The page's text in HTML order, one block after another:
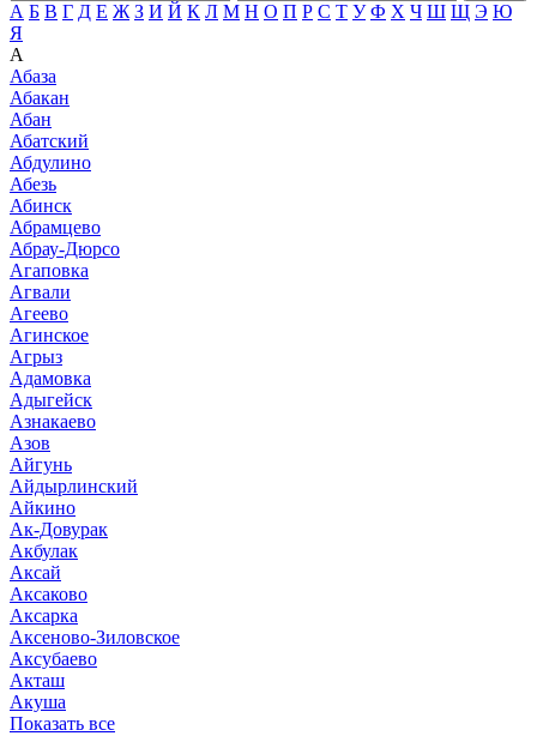
А Б В Г Д Е Ж З И Й К Л М Н О П Р С Т У Ф Х Ч Ш Щ Э Ю
Я
А
Абаза
Абакан
Абан
Абатский
Абдулино
Абезь
Абинск
Абрамцево
Абрау-Дюрсо
Агаповка
Агвали
Агеево
Агинское
Агрыз
Адамовка
Адыгейск
Азнакаево
Азов
Айгунь
Айдырлинский
Айкино
Ак-Довурак
Акбулак
Аксай
Аксаково
Аксарка
Аксеново-Зиловское
Аксубаево
Акташ
Акуша
Показать все